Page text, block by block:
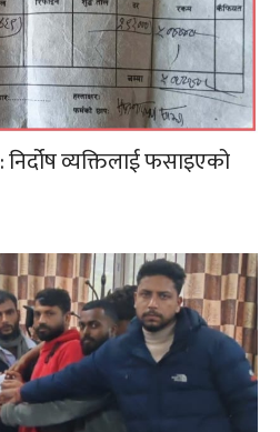
व्यक्तिलाई फसाइएको